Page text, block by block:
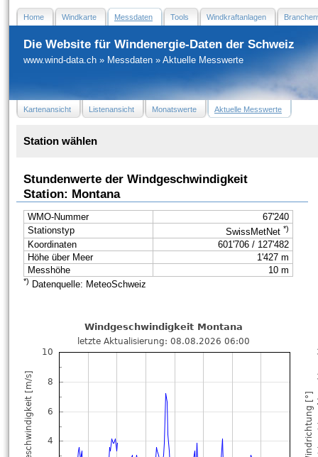
Home Windkarte Messdaten Tools Windkraftanlagen
Die Website für Windenergie-Daten der Schweiz
www.wind-data.ch » Messdaten » Aktuelle Messwerte
Kartenansicht Listenansicht Monatswerte Aktuelle Messwerte
Station wählen
Stundenwerte der Windgeschwindigkeit
Station: Montana
WMO-Nummer
67'240
Stationstyp
SwissMetNet *)
Koordinaten
601'706 / 127'482
Höhe über Meer
1'427 m
Messhöhe
10 m
*) Datenquelle: MeteoSchweiz